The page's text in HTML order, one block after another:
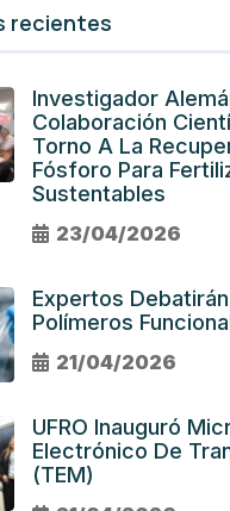
recientes
Investigador
Colaboración
Torno A La
Fósforo Para
Sustentables
23/04/2026
Expertos
Polímeros
21/04/2026
UFRO Inauguró
Electrónico De
(TEM)